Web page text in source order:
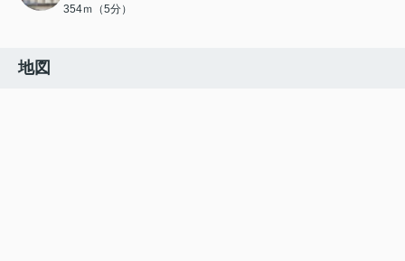
354ｍ（5分）
地図